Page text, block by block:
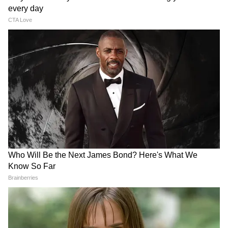
क्यों हुआ ललन सिंह इस्तीफा और आगे क्या होगा
नीतीश कुमार विपक्ष के इंडी गठबंधन का हिस्सा हैं लेकिन
कई बार यह बातें सामने आईं कि प्रधानमंत्री पद को लेकर
बात नहीं बन रही है। यही वजह थी नीतीश पिछले कुछ
समय से दिल्ली की राजनीति को लेकर एक्टिव हो गए थे।
पार्टी के अलग-अलग नेताओं से मीटिंग के बाद ही यह
माना जा रहा था कि पार्टी संगठन के नेतृत्व में बदलाव
होगा। ललन सिंह लोकसभा चुनाव लड़ेंगे ऐसे में संगठन
की कमान नीतीश के हाथ में ही ठीक रहेगा। अब नीतीश
ही जेडीयू की तरफ से विपक्षी गठबंधन की बैठकों में
हिस्सा लेंगे और सीट शेयरिंग सहित तमाम मुद्दों पर निर्णय
National News (नेशनल न्यूज़) - Get latest India
News (राष्ट्रीय समाचार) and breaking Hindi News
headlines from India on Asianet News Hindi.